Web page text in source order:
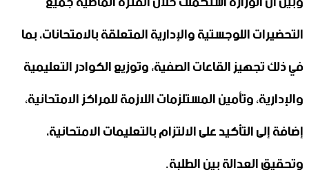
التحضيرات ‏اللوجستية والإدارية المتعلقة بالامتحانات، بما
في ذلك تجهيز القاعات ‏الصفية، وتوزيع الكوادر التعليمية
والإدارية، وتأمين المستلزمات ‏اللازمة للمراكز الامتحانية،
إضافة إلى التأكيد على الالتزام بالتعليمات ‏الامتحانية،
وتحقيق العدالة بين الطلبة.‏